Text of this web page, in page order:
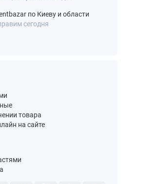
по Киеву и области
сегодня
товара
на сайте